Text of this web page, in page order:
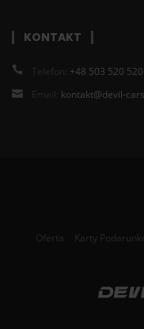
KONTAKT
Telefon: +48 503 520 520
Email: kontakt@devil-
Oferta Karty